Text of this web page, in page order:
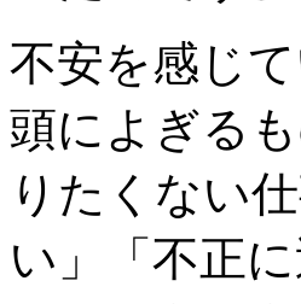
不安を感じ
頭によぎる
りたくない
い」「不正